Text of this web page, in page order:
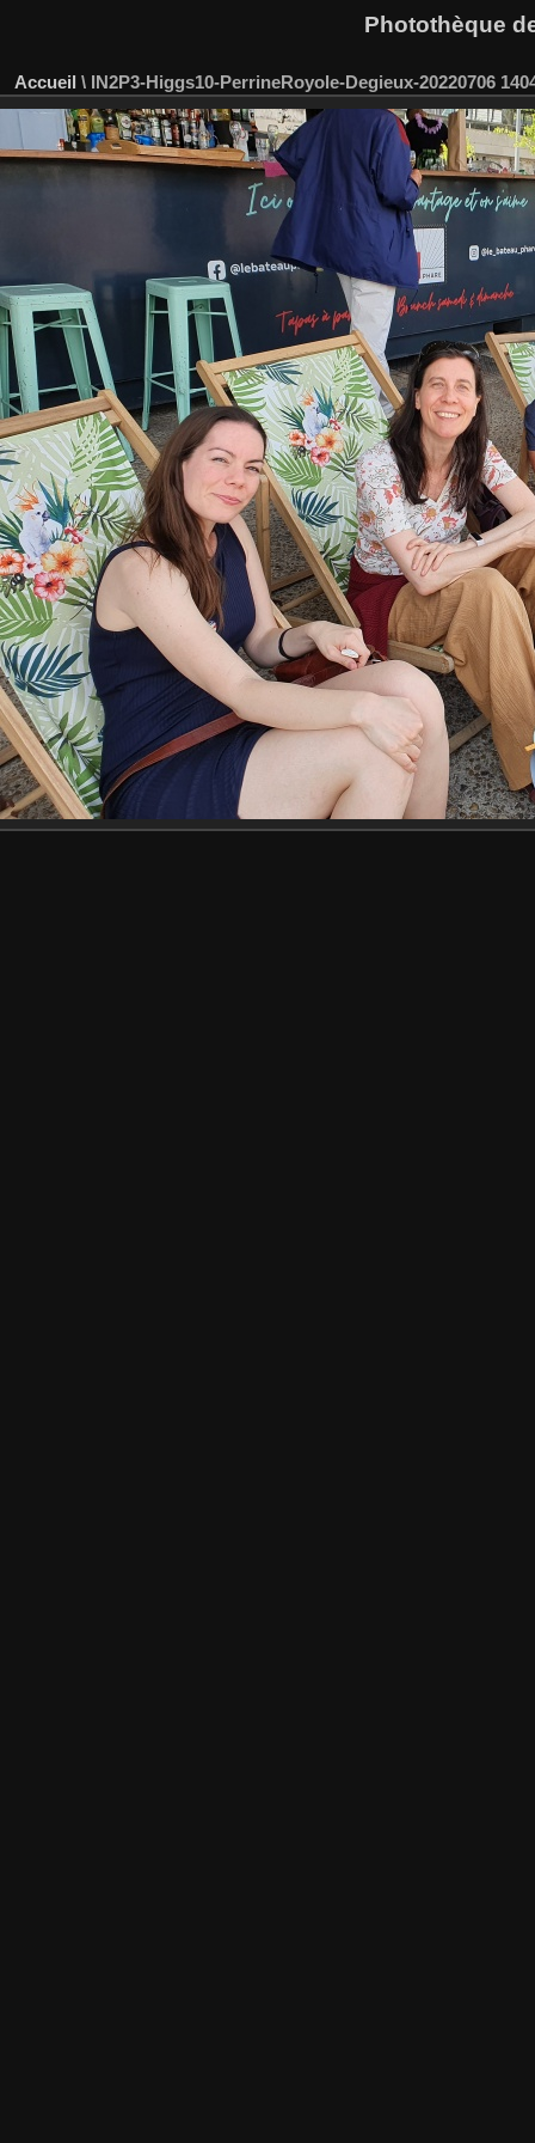
Photothèque
Accueil \ IN2P3-Higgs10-PerrineRoyole-Degieux-20220706